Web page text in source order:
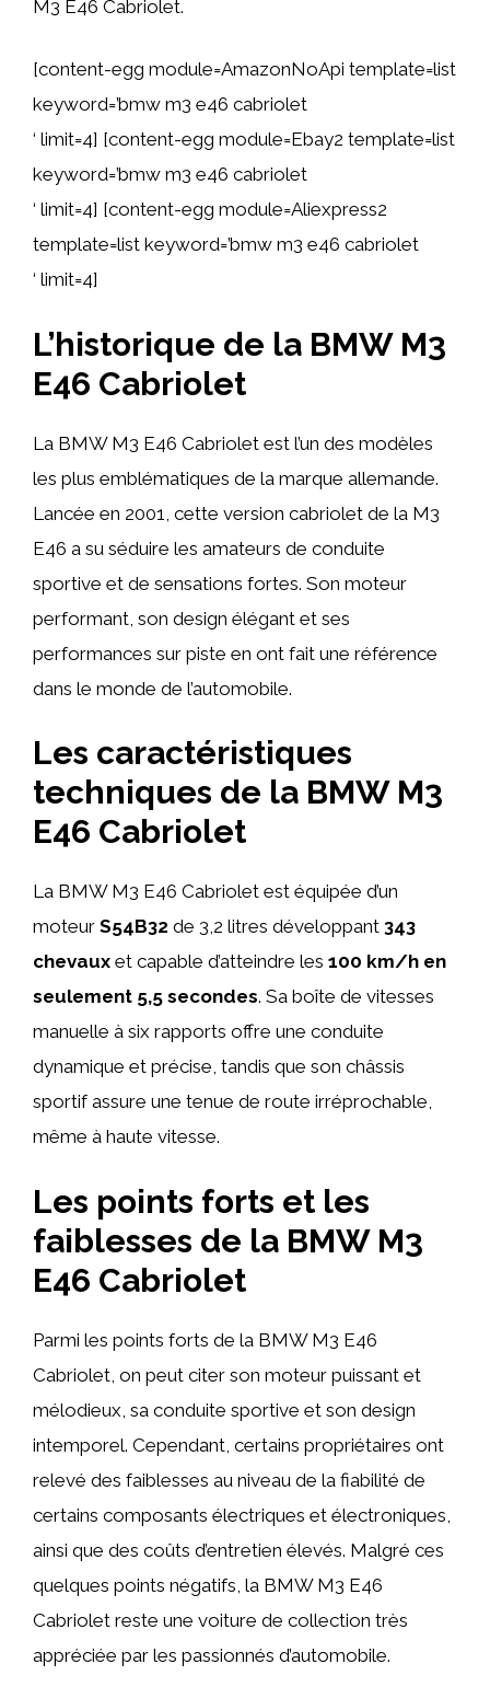
M3 E46 Cabriolet.
[content-egg module=AmazonNoApi template=list
keyword=’bmw m3 e46 cabriolet
‘ limit=4] [content-egg module=Ebay2 template=list
keyword=’bmw m3 e46 cabriolet
‘ limit=4] [content-egg module=Aliexpress2
template=list keyword=’bmw m3 e46 cabriolet
‘ limit=4]
L’historique de la BMW M3
E46 Cabriolet
La BMW M3 E46 Cabriolet est l’un des modèles
les plus emblématiques de la marque allemande.
Lancée en 2001, cette version cabriolet de la M3
E46 a su séduire les amateurs de conduite
sportive et de sensations fortes. Son moteur
performant, son design élégant et ses
performances sur piste en ont fait une référence
dans le monde de l’automobile.
Les caractéristiques
techniques de la BMW M3
E46 Cabriolet
La BMW M3 E46 Cabriolet est équipée d’un
moteur S54B32 de 3,2 litres développant 343
chevaux et capable d’atteindre les 100 km/h en
seulement 5,5 secondes. Sa boîte de vitesses
manuelle à six rapports offre une conduite
dynamique et précise, tandis que son châssis
sportif assure une tenue de route irréprochable,
même à haute vitesse.
Les points forts et les
faiblesses de la BMW M3
E46 Cabriolet
Parmi les points forts de la BMW M3 E46
Cabriolet, on peut citer son moteur puissant et
mélodieux, sa conduite sportive et son design
intemporel. Cependant, certains propriétaires ont
relevé des faiblesses au niveau de la fiabilité de
certains composants électriques et électroniques,
ainsi que des coûts d’entretien élevés. Malgré ces
quelques points négatifs, la BMW M3 E46
Cabriolet reste une voiture de collection très
appréciée par les passionnés d’automobile.